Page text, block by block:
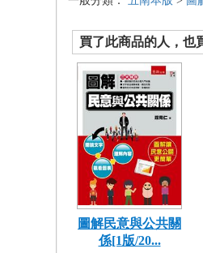
買了此商品的人，也
圖解民意與公共關
係[1版/20...